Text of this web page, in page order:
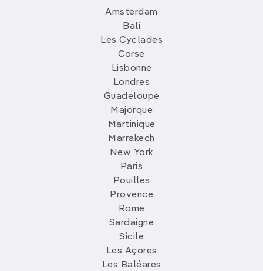
Amsterdam
Bali
Les Cyclades
Corse
Lisbonne
Londres
Guadeloupe
Majorque
Martinique
Marrakech
New York
Paris
Pouilles
Provence
Rome
Sardaigne
Sicile
Les Açores
Les Baléares